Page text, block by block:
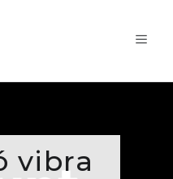
vibra